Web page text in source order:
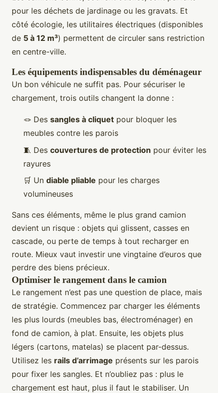
pour les déchets de jardinage ou les gravats. Et
côté écologie, les utilitaires électriques (disponibles
de 5 à 12 m³) permettent de circuler sans restriction
en centre-ville.
Les équipements indispensables du déménageur
Un bon véhicule ne suffit pas. Pour sécuriser le
chargement, trois outils changent la donne :
🪢 Des sangles à cliquet pour bloquer les
meubles contre les parois
🧵 Des couvertures de protection pour éviter les
rayures
🛒 Un diable pliable pour les charges
volumineuses
Sans ces éléments, même le plus grand camion
devient un risque : objets qui glissent, casses en
cascade, ou perte de temps à tout recharger en
route. Mieux vaut investir une vingtaine d’euros que
perdre des biens précieux.
Optimiser le rangement dans le camion
Le rangement n’est pas une question de place, mais
de stratégie. Commencez par charger les éléments
les plus lourds (meubles bas, électroménager) en
fond de camion, à plat. Ensuite, les objets plus
légers (cartons, matelas) se placent par-dessus.
Utilisez les rails d’arrimage présents sur les parois
pour fixer les sangles. Et n’oubliez pas : plus le
chargement est haut, plus il faut le stabiliser. Un